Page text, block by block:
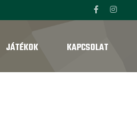
JÁTÉKOK KAPCSOLAT